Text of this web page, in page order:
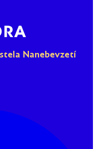
Nanebevzetí